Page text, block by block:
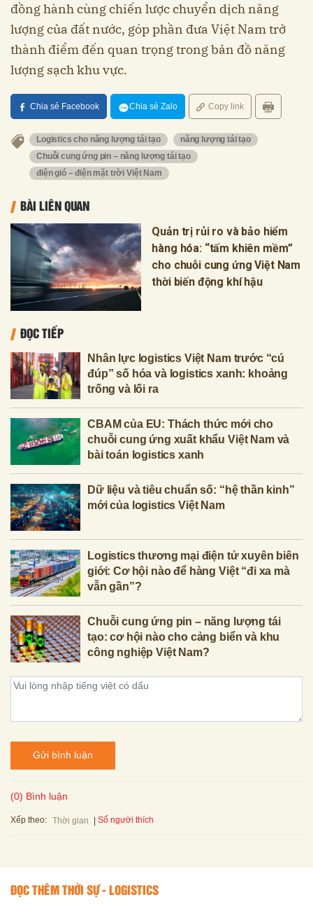
đồng hành cùng chiến lược chuyển dịch năng
lượng của đất nước, góp phần đưa Việt Nam trở
thành điểm đến quan trọng trong bản đồ năng
lượng sạch khu vực.
Chia sẻ Facebook Chia sẻ Zalo Copy link
Logistics cho năng lượng tái tạo
năng lượng tái tạo
Chuỗi cung ứng pin – năng lượng tái tạo
điện gió – điện mặt trời Việt Nam
BÀI LIÊN QUAN
Quản trị rủi ro và bảo hiểm
hàng hóa: “tấm khiên mềm”
cho chuỗi cung ứng Việt Nam
thời biến động khí hậu
ĐỌC TIẾP
Nhân lực logistics Việt Nam trước “cú
đúp” số hóa và logistics xanh: khoảng
trống và lối ra
CBAM của EU: Thách thức mới cho
chuỗi cung ứng xuất khẩu Việt Nam và
bài toán logistics xanh
Dữ liệu và tiêu chuẩn số: “hệ thần kinh”
mới của logistics Việt Nam
Logistics thương mại điện tử xuyên biên
giới: Cơ hội nào để hàng Việt “đi xa mà
vẫn gần”?
Chuỗi cung ứng pin – năng lượng tái
tạo: cơ hội nào cho cảng biển và khu
công nghiệp Việt Nam?
Gửi bình luận
(0) Bình luận
Xếp theo: Thời gian Số người thích
ĐỌC THÊM THỜI SỰ - LOGISTICS